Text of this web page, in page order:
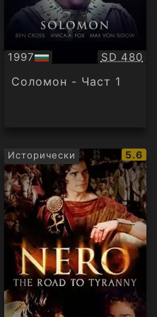
1997
БГ
аудио
SD 480
Соломон - Част 1
Исторически
IMDb
5.6